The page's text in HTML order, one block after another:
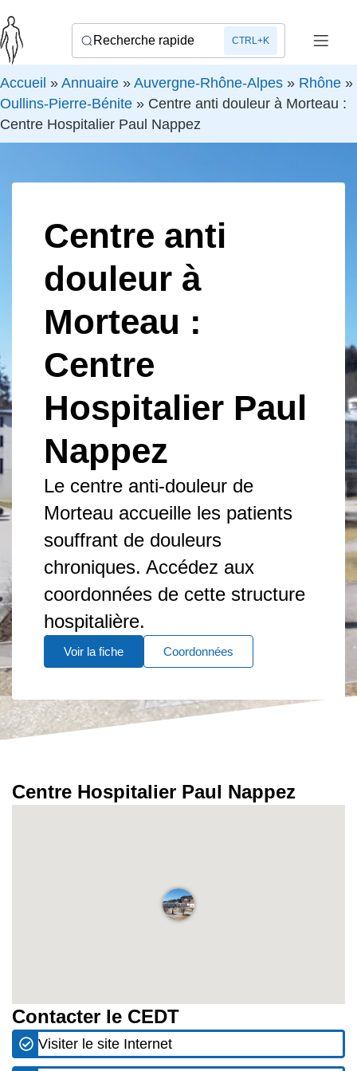
Recherche rapide CTRL+K
Accueil » Annuaire » Auvergne-Rhône-Alpes » Rhône »
Oullins-Pierre-Bénite » Centre anti douleur à Morteau :
Centre Hospitalier Paul Nappez
Centre anti
douleur à
Morteau :
Centre
Hospitalier Paul
Nappez
Le centre anti-douleur de
Morteau accueille les patients
souffrant de douleurs
chroniques. Accédez aux
coordonnées de cette structure
hospitalière.
Voir la fiche Coordonnées
Centre Hospitalier Paul Nappez
Contacter le CEDT
Visiter le site Internet